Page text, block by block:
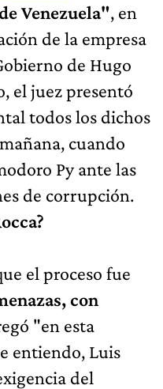
Venezuela", en
de la empresa
de Hugo
el juez presentó
todos los dichos
cuando
Py ante las
de corrupción.
el proceso fue
con
"en esta
entiendo, Luis
del